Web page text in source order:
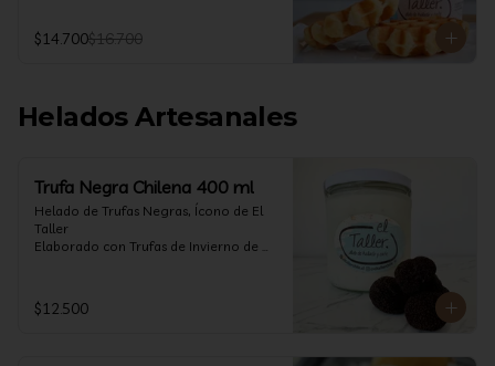
$14.700$16.700
Helados Artesanales
Trufa Negra Chilena 400 ml
Helado de Trufas Negras, Ícono de El
Taller
Elaborado con Trufas de Invierno de
cremoso y con un delicado proceso
para obtener una experiencia
$12.500